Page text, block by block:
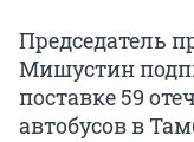
Председатель
Мишустин
поставке 59
автобусов в